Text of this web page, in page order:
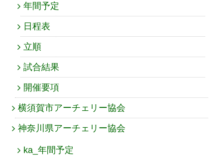
年間予定
日程表
立順
試合結果
開催要項
横須賀市アーチェリー協会
神奈川県アーチェリー協会
ka_年間予定